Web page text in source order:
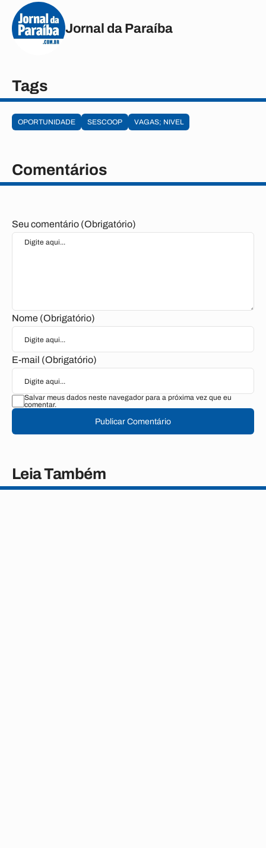
Jornal da Paraíba
Tags
OPORTUNIDADE SESCOOP VAGAS; NIVEL
Comentários
Seu comentário (Obrigatório)
Nome (Obrigatório)
E-mail (Obrigatório)
Salvar meus dados neste navegador para a próxima vez que eu
comentar.
Publicar Comentário
Leia Também